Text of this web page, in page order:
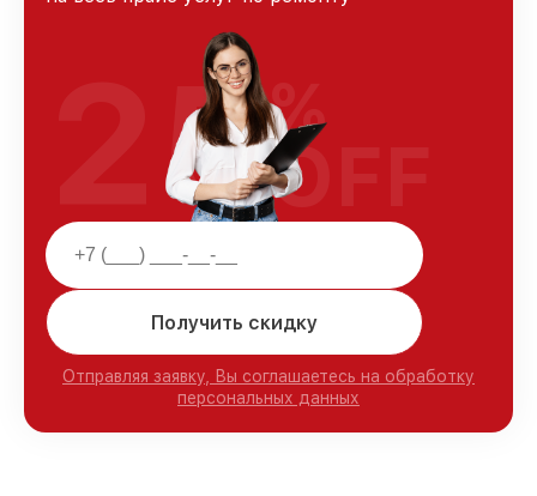
Получить скидку
Отправляя заявку, Вы соглашаетесь на обработку
персональных данных
25%
OFF